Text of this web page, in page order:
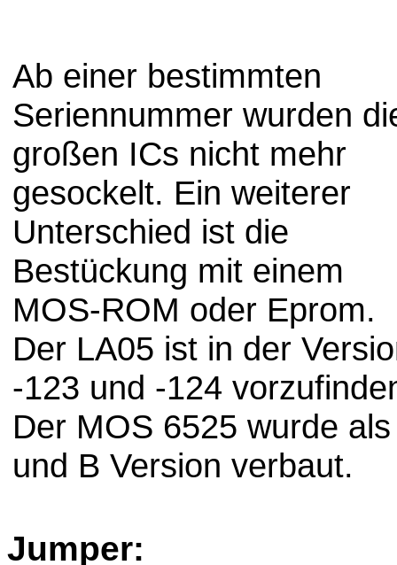
Ab einer bestimmten
Seriennummer wurden
großen ICs nicht mehr
gesockelt. Ein weiterer
Unterschied ist die
Bestückung mit einem
MOS-ROM oder Eprom.
Der LA05 ist in der
-123 und -124
Der MOS 6525 wurde als
und B Version verbaut.
Jumper: